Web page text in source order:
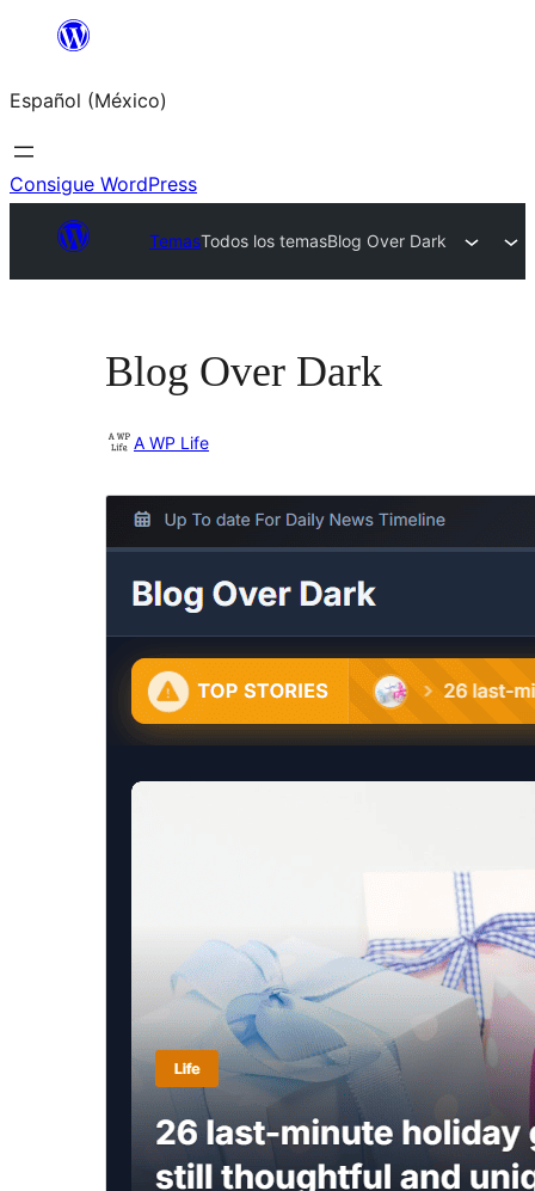
Saltar
contenido
Español (México)
Consigue WordPress
TemasTodos los temasBlog Over Dark
Blog Over Dark
A WP Life